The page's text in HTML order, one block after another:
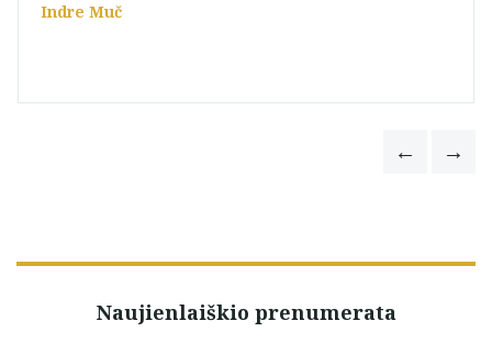
Indre Muč
Naujienlaiškio prenumerata